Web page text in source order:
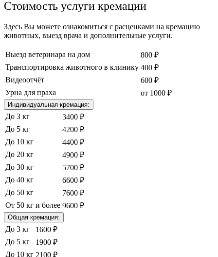
Стоимость услуги кремации
Здесь Вы можете ознакомиться с расценками на кремацию
животных, выезд врача и дополнительные услуги.
Выезд ветеринара на дом
800 ₽
Транспортировка животного в клинику 400 ₽
Видеоотчёт
600 ₽
Урна для праха
от 1000 ₽
Индивидуальная кремация:
До 3 кг
3400 ₽
До 5 кг
4200 ₽
До 10 кг
4400 ₽
До 20 кг
4900 ₽
До 30 кг
5700 ₽
До 40 кг
6600 ₽
До 50 кг
7600 ₽
От 50 кг и более 9600 ₽
Общая кремация:
До 3 кг
1600 ₽
До 5 кг
1900 ₽
До 10 кг 2100 ₽